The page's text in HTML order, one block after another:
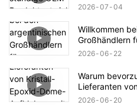
aikusu
2026 07 04
Willkommen
Großhändlern
2026 06 22
Warum
Lieferanten
Aufklebern mit
2026 06 20